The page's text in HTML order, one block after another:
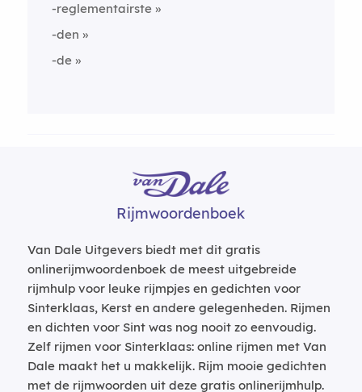
-reglementairste
-den
-de
Rijmwoordenboek
Van Dale Uitgevers biedt met dit gratis
onlinerijmwoordenboek de meest uitgebreide
rijmhulp voor leuke rijmpjes en gedichten voor
Sinterklaas, Kerst en andere gelegenheden. Rijmen
en dichten voor Sint was nog nooit zo eenvoudig.
Zelf rijmen voor Sinterklaas: online rijmen met Van
Dale maakt het u makkelijk. Rijm mooie gedichten
met de rijmwoorden uit deze gratis onlinerijmhulp.